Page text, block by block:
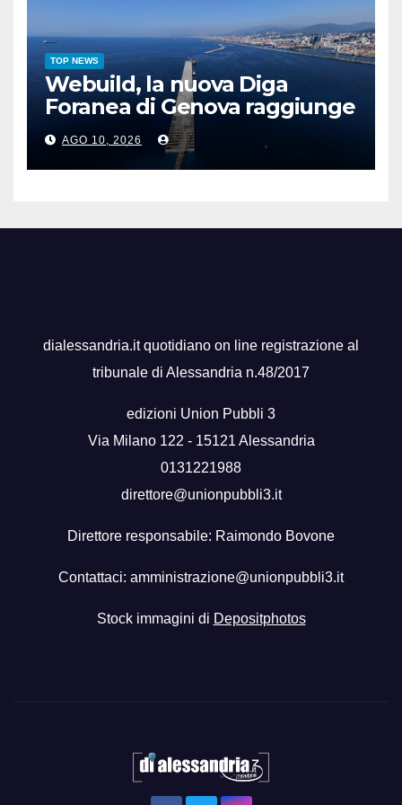
TOP NEWS
Webuild, la nuova Diga
Foranea di Genova raggiunge
1,5 chilometri di lunghezza
AGO 10, 2026
dialessandria.it quotidiano on line registrazione al
tribunale di Alessandria n.48/2017
edizioni Union Pubbli 3
Via Milano 122 - 15121 Alessandria
0131221988
direttore@unionpubbli3.it
Direttore responsabile: Raimondo Bovone
Contattaci: amministrazione@unionpubbli3.it
Stock immagini di Depositphotos